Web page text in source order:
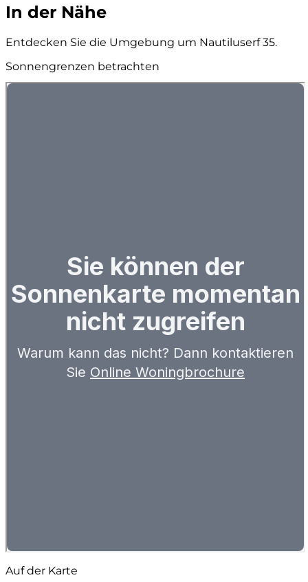
In der Nähe
Entdecken Sie die Umgebung um Nautiluserf 35.
Sonnengrenzen betrachten
Auf der Karte